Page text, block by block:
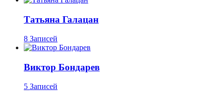
Татьяна Галацан
8 Записей
Виктор Бондарев
5 Записей